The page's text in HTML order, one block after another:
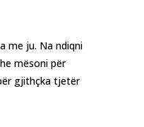
me ju. Na ndiqni
mësoni për
gjithçka tjetër